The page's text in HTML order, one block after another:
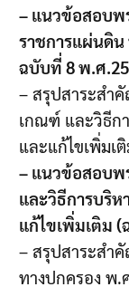
– แนวข้อสอบพ
ราชการแผ่นดิ
ฉบับที่ 8 พ.ศ
– สรุปสาระสำ
เกณฑ์ และวิธีก
และแก้ไขเพิ่มเ
– แนวข้อสอบพ
และวิธีการบริห
แก้ไขเพิ่มเติม
– สรุปสาระสำ
ทางปกครอง พ.